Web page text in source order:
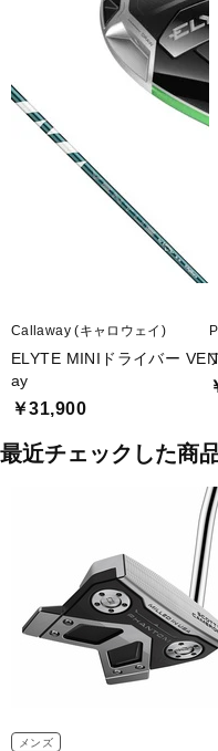
Callaway (キャロウェイ)
ELYTE MINIドライバー
ay
￥31,900
最近チェックした商
メンズ